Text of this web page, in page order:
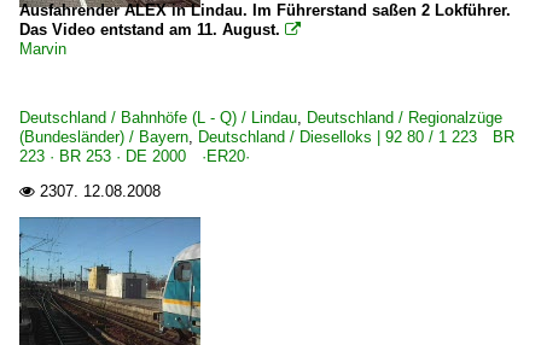
Ausfahrender ALEX in Lindau. Im Führerstand saßen 2 Lokführer.
Das Video entstand am 11. August. 
Marvin
Deutschland / Bahnhöfe (L - Q) / Lindau, Deutschland / Regionalzüge
(Bundesländer) / Bayern, Deutschland / Dieselloks | 92 80 / 1 223 BR
223 · BR 253 · DE 2000 ·ER20·
 2307. 12.08.2008